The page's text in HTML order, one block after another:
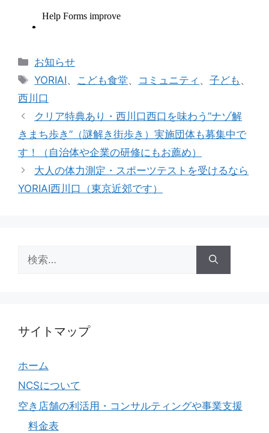
カ
テ
リ
ー
お知らせ
タ
グ
YORIAI、 こども食堂、 コミュニティ 、子ども 、
西川口
クリア特典あり・西川口西口を味わう”ナゾ解
きまち歩き”（謎解き街歩き）実施団体も募集中で
す！（自治体や企業の研修にもお薦め）
大人の体力測定・スポーツテストを受けるなら
YORIAI西川口（東京近郊です）
索:
サイトマップ
ホーム
NCSについて
空き店舗の利活用・コンサルティングや事業支援
料金表